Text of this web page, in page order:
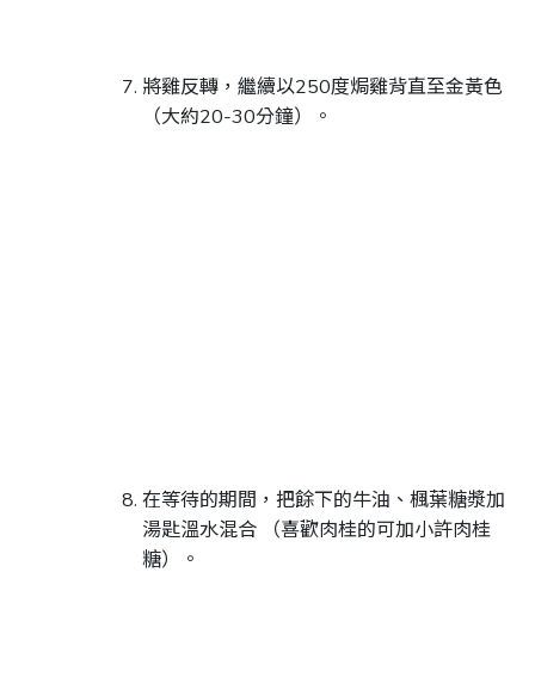
將雞反轉，繼續以250度焗雞背直至金黃色
（大約20-30分鐘）。
在等待的期間，把餘下的牛油、楓葉糖漿加
湯匙溫水混合 （喜歡肉桂的可加小許肉桂
糖）。